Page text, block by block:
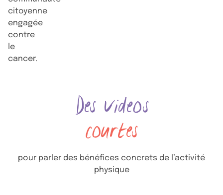
citoyenne
engagée
contre
le
cancer.
Des videos
courtes
pour parler des bénéfices concrets de l’activité
physique